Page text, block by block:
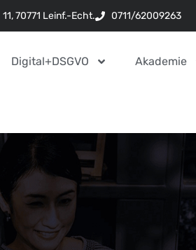
70771 Leinf.-Echt. 0711/62009263
Digital+DSGVO Akademie